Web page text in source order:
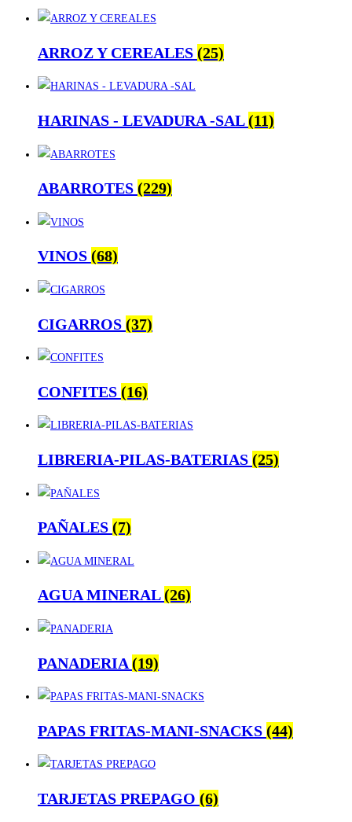
ARROZ Y CEREALES (25)
HARINAS - LEVADURA -SAL(11)
ABARROTES (229)
VINOS (68)
CIGARROS (37)
CONFITES (16)
LIBRERIA-PILAS-BATERIAS (25)
PAÑALES (7)
AGUA MINERAL(26)
PANADERIA(19)
PAPAS FRITAS-MANI-SNACKS (44)
TARJETAS PREPAGO (6)